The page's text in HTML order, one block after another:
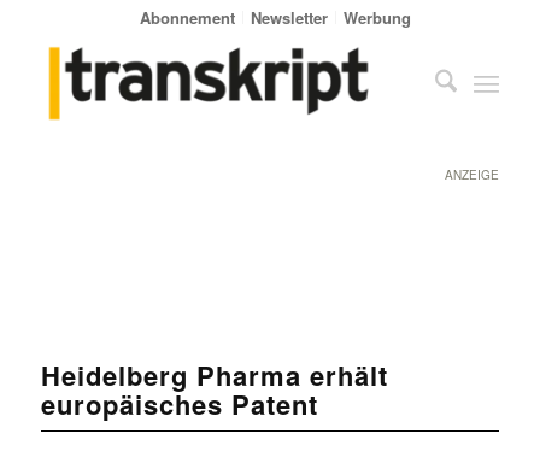
Abonnement Newsletter Werbung
ANZEIGE
Heidelberg Pharma erhält
europäisches Patent